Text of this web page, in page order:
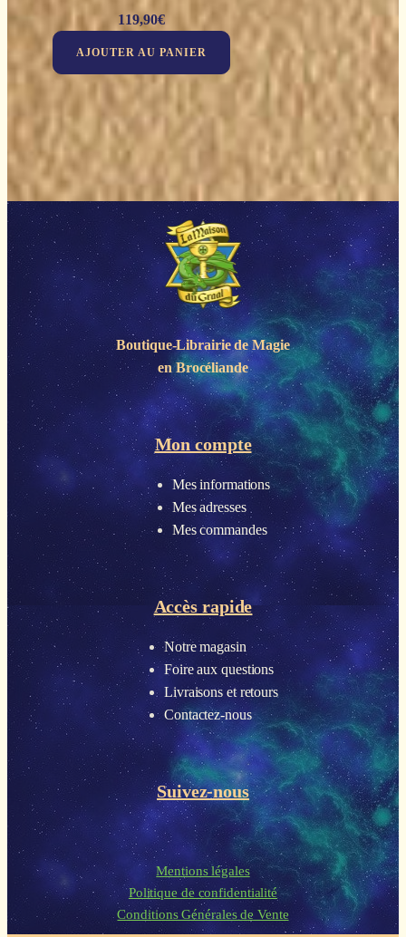
119,90€
AJOUTER AU PANIER
Boutique-Librairie deMagie
en Brocéliande
Mon compte
Mes informations
Mes adresses
Mes commandes
Accès rapide
Notre magasin
Foire aux questions
Livraisons et retours
Contactez-nous
Suivez-nous
Mentions légales
Politique de confidentialité
Conditions Générales de Vente